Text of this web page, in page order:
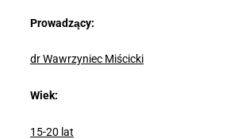
Prowadzący:
dr Wawrzyniec Miścicki
Wiek:
15-20 lat